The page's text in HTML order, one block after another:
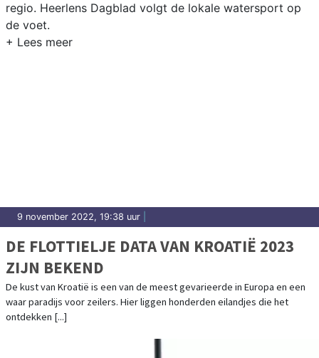
regio. Heerlens Dagblad volgt de lokale watersport op
de voet.
9 november 2022, 19:38 uur
DE FLOTTIELJE DATA VAN KROATIË 2023
ZIJN BEKEND
De kust van Kroatië is een van de meest gevarieerde in Europa en een
waar paradijs voor zeilers. Hier liggen honderden eilandjes die het
ontdekken [...]